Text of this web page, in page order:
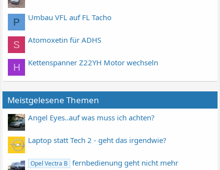
P Umbau VFL auf FL Tacho
S Atomoxetin für ADHS
H Kettenspanner Z22YH Motor wechseln
Meistgelesene Themen
Angel Eyes..auf was muss ich achten?
Laptop statt Tech 2 - geht das irgendwie?
Opel Vectra B fernbedienung geht nicht mehr